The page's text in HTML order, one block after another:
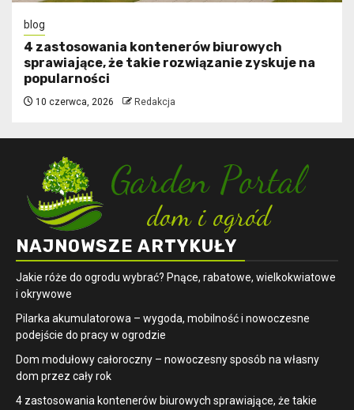
blog
4 zastosowania kontenerów biurowych
sprawiające, że takie rozwiązanie zyskuje na
popularności
10 czerwca, 2026 Redakcja
NAJNOWSZE ARTYKUŁY
Jakie róże do ogrodu wybrać? Pnące, rabatowe, wielkokwiatowe
i okrywowe
Pilarka akumulatorowa – wygoda, mobilność i nowoczesne
podejście do pracy w ogrodzie
Dom modułowy całoroczny – nowoczesny sposób na własny
dom przez cały rok
4 zastosowania kontenerów biurowych sprawiające, że takie